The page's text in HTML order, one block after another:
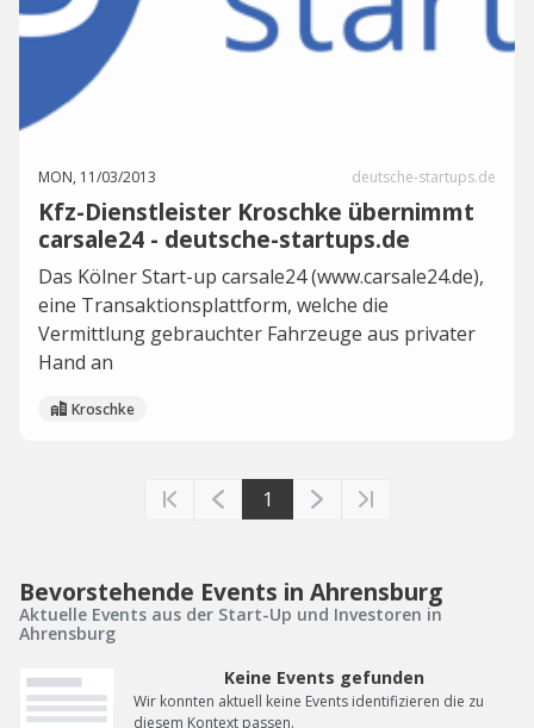
MON, 11/03/2013 deutsche-startups.de
Kfz-Dienstleister Kroschke übernimmt
carsale24 - deutsche-startups.de
Das Kölner Start-up carsale24 (www.carsale24.de),
eine Transaktionsplattform, welche die
Vermittlung gebrauchter Fahrzeuge aus privater
Hand an
Kroschke
1
Bevorstehende Events in Ahrensburg
Aktuelle Events aus der Start-Up und Investoren in
Ahrensburg
Keine Events gefunden
Wir konnten aktuell keine Events identifizieren die zu
diesem Kontext passen.